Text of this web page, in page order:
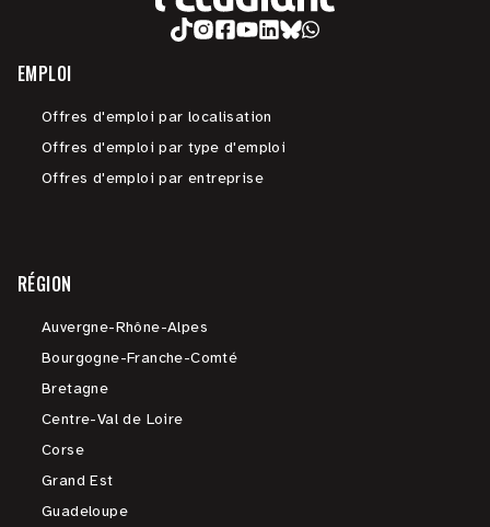
EMPLOI
Offres d'emploi par localisation
Offres d'emploi par type d'emploi
Offres d'emploi par entreprise
RÉGION
Auvergne-Rhône-Alpes
Bourgogne-Franche-Comté
Bretagne
Centre-Val de Loire
Corse
Grand Est
Guadeloupe